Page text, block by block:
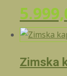
Zimska